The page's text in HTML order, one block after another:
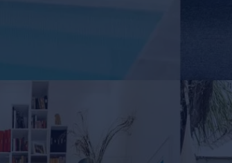
Extrême-Orient